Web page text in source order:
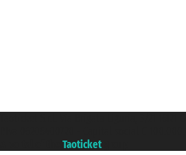
Taoticket